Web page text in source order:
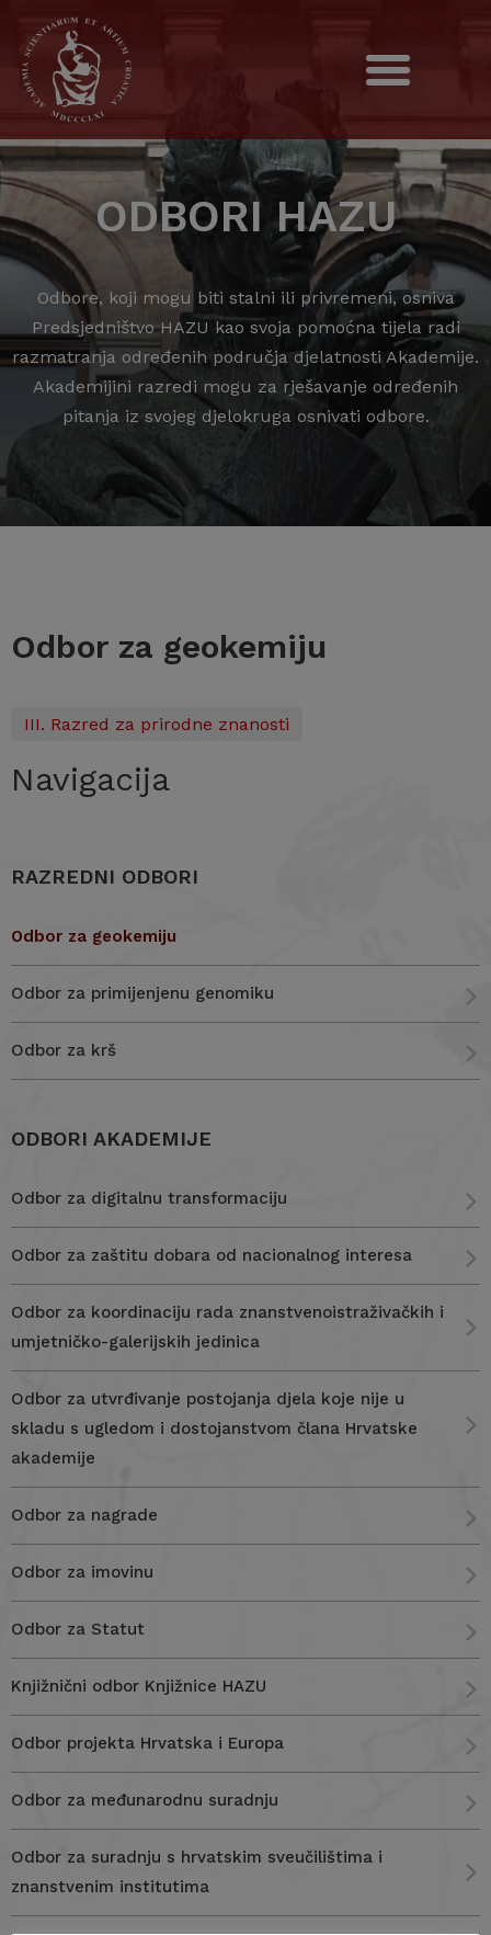
ODBORI HAZU
Odbore, koji mogu biti stalni ili privremeni, osniva
Predsjedništvo HAZU kao svoja pomoćna tijela radi
razmatranja određenih područja djelatnosti Akademije.
Akademijini razredi mogu za rješavanje određenih
pitanja iz svojeg djelokruga osnivati odbore.
Odbor za geokemiju
III. Razred za prirodne znanosti
Navigacija
RAZREDNI ODBORI
Odbor za geokemiju
Odbor za primijenjenu genomiku
Odbor za krš
ODBORI AKADEMIJE
Odbor za digitalnu transformaciju
Odbor za zaštitu dobara od nacionalnog interesa
Odbor za koordinaciju rada znanstvenoistraživačkih i
umjetničko-galerijskih jedinica
Odbor za utvrđivanje postojanja djela koje nije u
skladu s ugledom i dostojanstvom člana Hrvatske
akademije
Odbor za nagrade
Odbor za imovinu
Odbor za Statut
Knjižnični odbor Knjižnice HAZU
Odbor projekta Hrvatska i Europa
Odbor za međunarodnu suradnju
Odbor za suradnju s hrvatskim sveučilištima i
znanstvenim institutima